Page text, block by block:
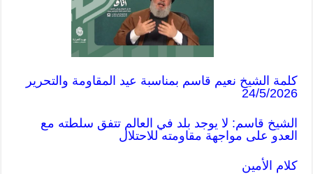
كلمة الشيخ نعيم قاسم بمناسبة عيد المقاومة والتحرير
24/5/2026
الشيخ قاسم: لا يوجد بلد في العالم تتفق سلطته مع
العدو على مواجهة مقاومته للاحتلال
كلام الأمين